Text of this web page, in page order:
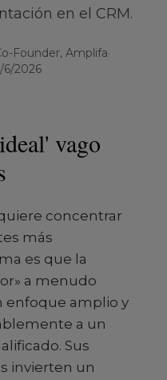
en el CRM.
Founder, Amplifa·
6/2026
vago
concentrar
más
es que la
a menudo
enfoque amplio y
a un
Sus
invierten un